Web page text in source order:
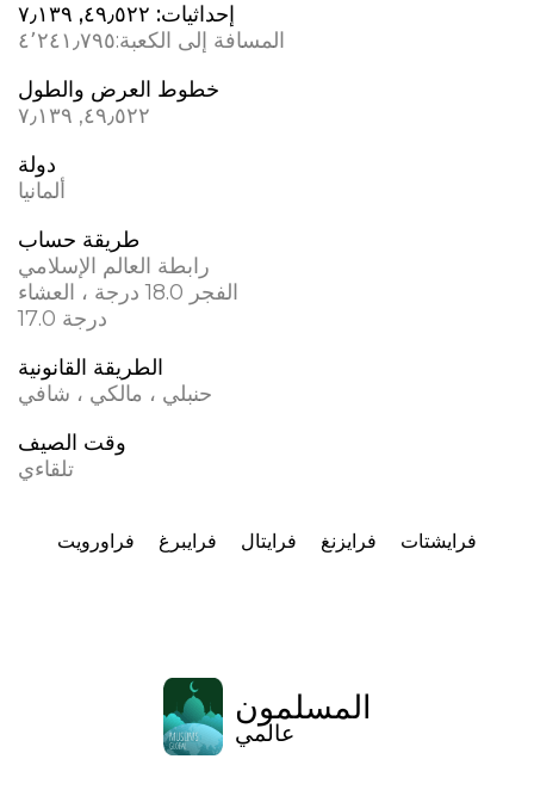
إحداثيات: ٤٩٫٥٢٢, ٧٫١٣٩
المسافة إلى الكعبة:٤٬٢٤١٫٧٩٥
خطوط العرض والطول
٤٩٫٥٢٢, ٧٫١٣٩
دولة
ألمانيا
طريقة حساب
رابطة العالم الإسلامي
الفجر 18.0 درجة ، العشاء
17.0 درجة
الطريقة القانونية
حنبلي ، مالكي ، شافي
وقت الصيف
تلقاءي
فراورویت فرايبرغ فرايتال فرايزنغ فرايشتات
المسلمون
عالمي